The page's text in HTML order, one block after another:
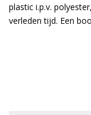
plastic i.p.v.
verleden tijd. Een